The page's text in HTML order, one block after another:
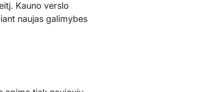
Kauno verslo
naujas galimybes